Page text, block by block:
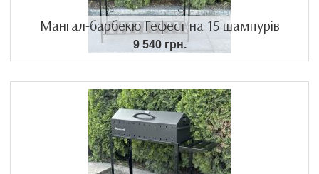
Мангал-барбекю Гефест на 15 шампурів
9 540 грн.